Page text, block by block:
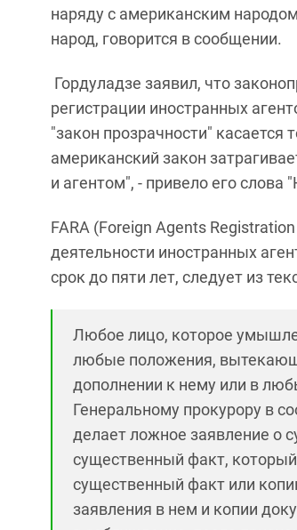
наряду с американским
народ, говорится в сообщении.
Гордуладзе заявил, что
регистрации иностранных
"закон прозрачности"
американский закон
и агентом", - привело его слова
FARA (Foreign Agents
деятельности иностранных
срок до пяти лет, следует из
Любое лицо, которое
любые положения,
дополнении к нему или в
Генеральному прокурору в
делает ложное заявление о
существенный факт,
существенный факт или
заявления в нем и копии